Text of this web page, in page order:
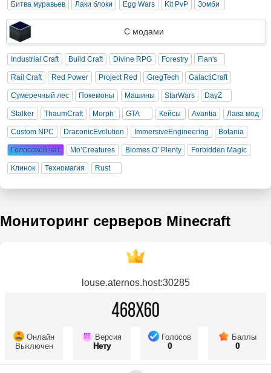
Битва муравьев Лаки блоки Egg Wars Kit PvP Зомби
С модами
Industrial Craft Build Craft Divine RPG Forestry Flan's
Rail Craft Red Power Project Red GregTech GalactiCraft
Сумеречный лес Покемоны Машины StarWars DayZ
Stalker ThaumCraft Morph GTA Кейсы Avaritia Лава мод
Custom NPC DraconicEvolution ImmersiveEngineering Botania
Голосовой чат Mo’Creatures Biomes O’ Plenty Forbidden Magic
Клинок Техномагия Rust
Мониторинг серверов Minecraft
louse.aternos.host:30285
Онлайн
Выключен
Версия
Нету
Голосов
0
Баллы
0